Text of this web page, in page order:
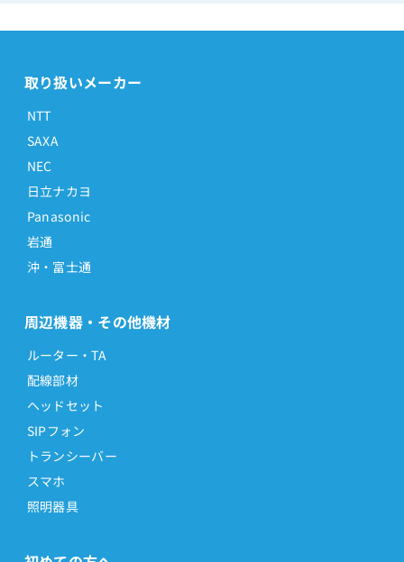
取り扱いメーカー
NTT
SAXA
NEC
日立ナカヨ
Panasonic
岩通
沖・富士通
周辺機器・その他機材
ルーター・TA
配線部材
ヘッドセット
SIPフォン
トランシーバー
スマホ
照明器具